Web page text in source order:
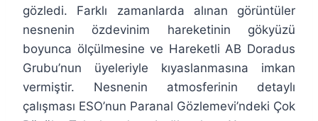
gözledi. Farklı zamanlarda alınan görüntüler
nesnenin özdevinim hareketinin gökyüzü
boyunca ölçülmesine ve Hareketli AB Doradus
Grubu’nun üyeleriyle kıyaslanmasına imkan
vermiştir. Nesnenin atmosferinin detaylı
çalışması ESO’nun Paranal Gözlemevi’ndeki Çok